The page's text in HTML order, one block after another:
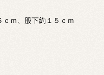
ｍ、股下約１５ｃｍ